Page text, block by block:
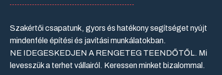
Szakértői csapatunk, gyors és hatékony segítséget nyújt
mindenféle építési és javítási munkálatokban.
NE IDEGESKEDJEN A RENGETEG TEENDŐTŐL. Mi
levesszük a terhet vállairól. Keressen minket bizalommal.